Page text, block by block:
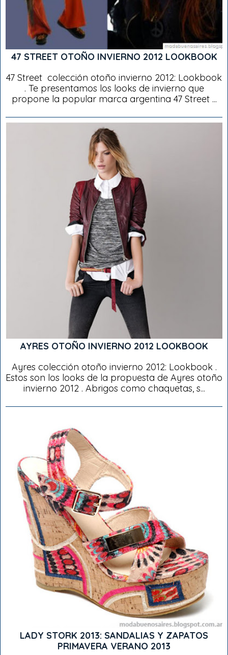
47 STREET OTOÑO INVIERNO 2012 LOOKBOOK
47 Street colección otoño invierno 2012: Lookbook
. Te presentamos los looks de invierno que
propone la popular marca argentina 47 Street ...
AYRES OTOÑO INVIERNO 2012 LOOKBOOK
Ayres colección otoño invierno 2012: Lookbook .
Estos son los looks de la propuesta de Ayres otoño
invierno 2012 . Abrigos como chaquetas, s...
LADY STORK 2013: SANDALIAS Y ZAPATOS
PRIMAVERA VERANO 2013